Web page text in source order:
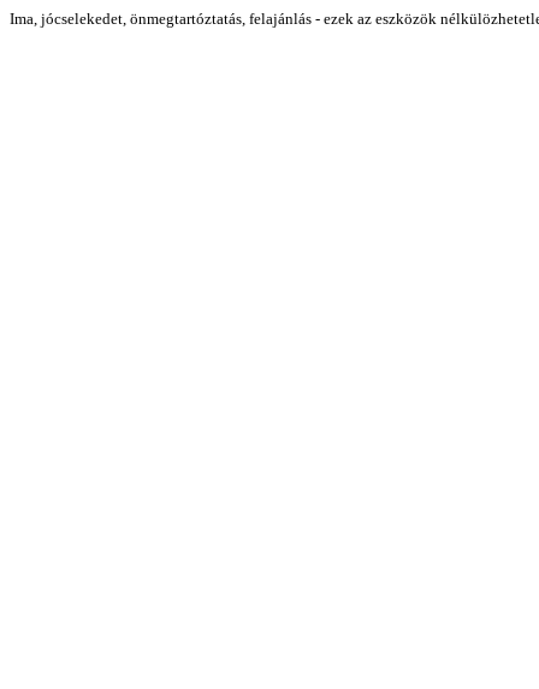
Ima, jócselekedet, önmegtartóztatás, felajánlás - ezek az eszközök